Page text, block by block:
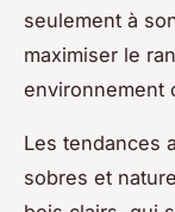
seulement à
maximiser le
environnement
Les tendances
sobres et